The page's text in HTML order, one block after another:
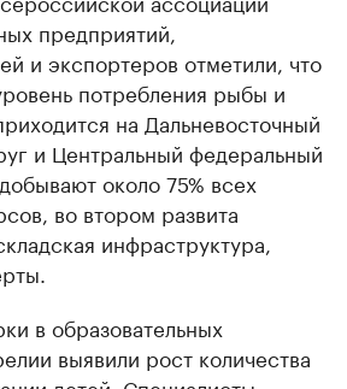
предприятий,
и экспортеров отметили, что
потребления рыбы и
на Дальневосточный
и Центральный федеральный
около 75% всех
во втором развита
инфраструктура,
в образовательных
выявили рост количества